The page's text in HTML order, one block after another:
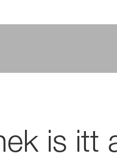
is itt